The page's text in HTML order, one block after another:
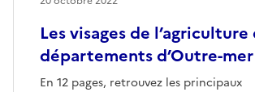
Les visages de l’agriculture
départements d’Outre-
En 12 pages, retrouvez les principaux